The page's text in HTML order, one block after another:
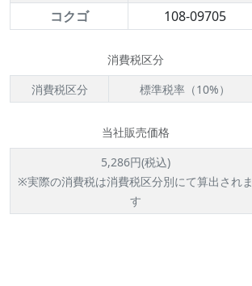
コクゴ
108-09705
消費税区分
消費税区分
標準税率（10%）
当社販売価格
5,286円(税込)
※実際の消費税は消費税区分別にて算出されま
す